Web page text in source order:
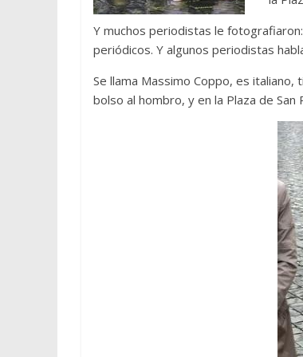
Y muchos periodistas le
periódicos. Y algunos periodistas
Se llama Massimo Coppo, es
bolso al hombro, y en la Plaza de